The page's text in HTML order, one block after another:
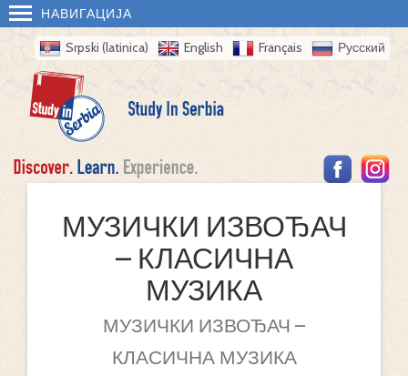
НАВИГАЦИЈА
Srpski (latinica) English Français Русский
МУЗИЧКИ ИЗВОЂАЧ
– КЛАСИЧНА
МУЗИКА
МУЗИЧКИ ИЗВОЂАЧ –
КЛАСИЧНА МУЗИКА